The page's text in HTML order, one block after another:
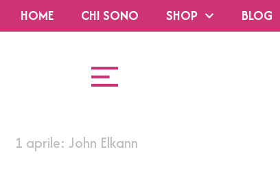
HOME CHI SONO SHOP BLOG
1 aprile: John Elkann